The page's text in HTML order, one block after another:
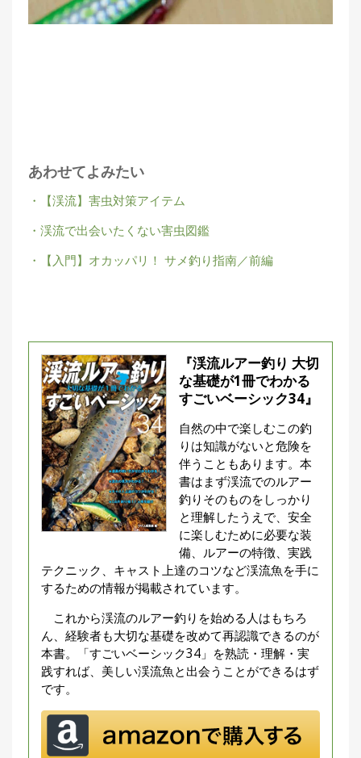
あわせてよみたい
・【渓流】害虫対策アイテム
・渓流で出会いたくない害虫図鑑
・【入門】オカッパリ！ サメ釣り指南／前編
『渓流ルアー釣り 大切
な基礎が1冊でわかる
すごいベーシック34』
自然の中で楽しむこの釣
りは知識がないと危険を
伴うこともあります。本
書はまず渓流でのルアー
釣りそのものをしっかり
と理解したうえで、安全
に楽しむために必要な装
備、ルアーの特徴、実践
テクニック、キャスト上達のコツなど渓流魚を手に
するための情報が掲載されています。
これから渓流のルアー釣りを始める人はもちろ
ん、経験者も大切な基礎を改めて再認識できるのが
本書。「すごいベーシック34」を熟読・理解・実
践すれば、美しい渓流魚と出会うことができるはず
です。